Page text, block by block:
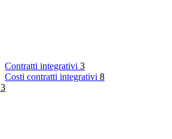
Contratti integrativi 3
Costi contratti integrativi 8
3